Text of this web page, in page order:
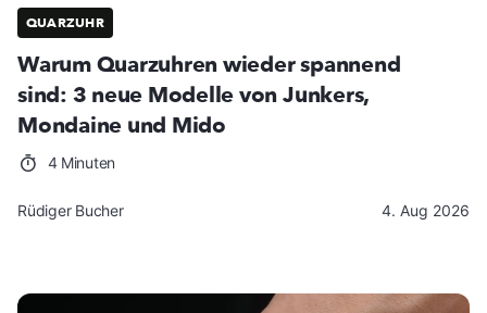
QUARZUHR
Warum Quarzuhren wieder spannend
sind: 3 neue Modelle von Junkers,
Mondaine und Mido
4 Minuten
Rüdiger Bucher 4. Aug 2026